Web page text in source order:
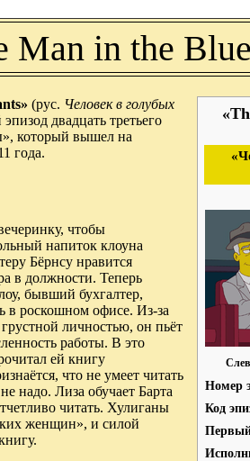
Man in the
Номер
Код
(рус. Человек в голубых
двадцать третьего
который вышел на
года.
чтобы
напиток клоуна
Бёрнсу нравится
в должности. Теперь
бывший бухгалтер,
в роскошном офисе. Из-за
личностью, он пьёт
работы. В это
ей книгу
что не умеет читать
надо. Лиза обучает Барта
читать. Хулиганы
женщин», и силой